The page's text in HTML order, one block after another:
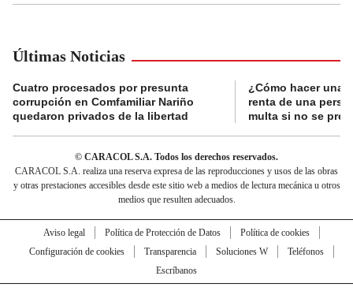
Últimas Noticias
Cuatro procesados por presunta
corrupción en Comfamiliar Nariño
quedaron privados de la libertad
¿Cómo hacer una
renta de una
multa si no se
© CARACOL S.A. Todos los derechos reservados.
CARACOL S.A. realiza una reserva expresa de las reproducciones y usos de las obras
y otras prestaciones accesibles desde este sitio web a medios de lectura mecánica u otros
medios que resulten adecuados.
Aviso legal Política de Protección de Datos
Política de cookies
Configuración de cookies
Transparencia Soluciones W
Teléfonos
Escríbanos